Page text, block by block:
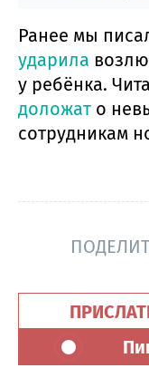
Ранее мы
ударила
у ребёнка.
доложат о
сотрудникам